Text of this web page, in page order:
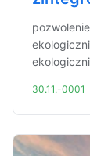
30.11.-0001